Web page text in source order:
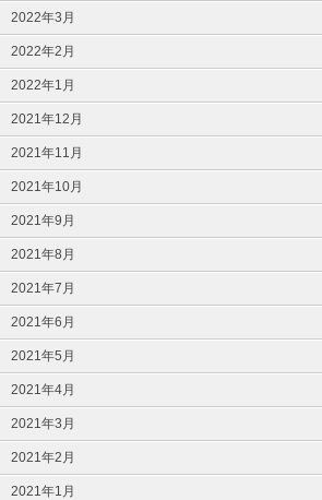
2022年3月
2022年2月
2022年1月
2021年12月
2021年11月
2021年10月
2021年9月
2021年8月
2021年7月
2021年6月
2021年5月
2021年4月
2021年3月
2021年2月
2021年1月